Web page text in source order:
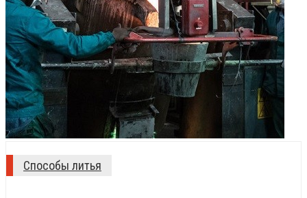
Способы литья